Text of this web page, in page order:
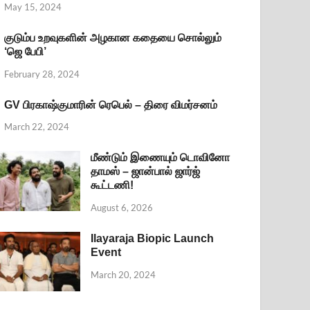
May 15, 2024
குடும்ப உறவுகளின் அழகான கதையை சொல்லும்
‘ஜெ பேபி’
February 28, 2024
GV பிரகாஷ்குமாரின் ரெபெல் – திரை விமர்சனம்
March 22, 2024
மீண்டும் இணையும் டொவினோ
தாமஸ் – ஜான்பால் ஜார்ஜ்
கூட்டணி!
August 6, 2026
Ilayaraja Biopic Launch
Event
March 20, 2024